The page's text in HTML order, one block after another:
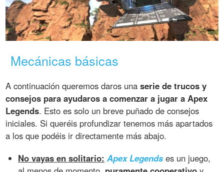
Mecánicas básicas
A continuación queremos daros unaserie de trucos y
consejos para ayudaros a comenzar a jugar a Apex
Legends. Esto es solo un breve puñado de consejos
iniciales. Si queréis profundizar tenemos más apartados
a los que podéis ir directamente más abajo.
No vayas en solitario: Apex Legendses un juego,